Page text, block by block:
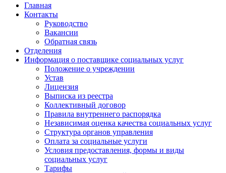
Главная
Контакты
Руководство
Вакансии
Обратная связь
Отделения
Информация о поставщике социальных услуг
Положение о учреждении
Устав
Лицензия
Выписка из реестра
Коллективный договор
Правила внутреннего распорядка
Независимая оценка качества социальных услуг
Структура органов управления
Оплата за социальные услуги
Условия предоставления, формы и виды
социальных услуг
Тарифы